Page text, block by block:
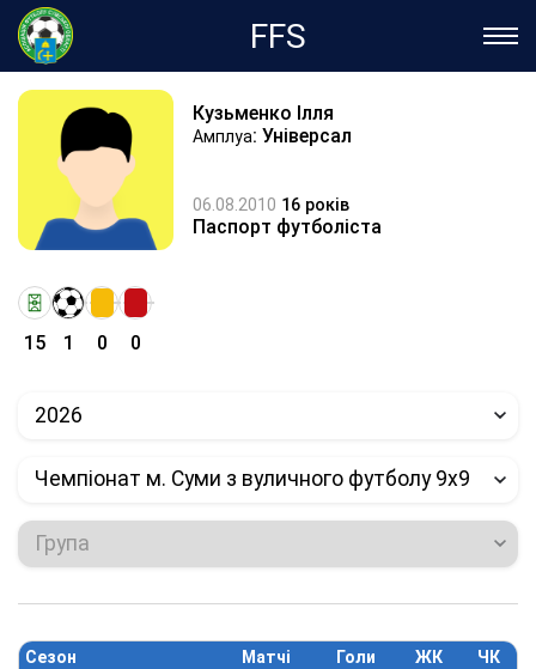
FFS
Кузьменко Ілля
Амплуа: Універсал
06.08.2010 16 років
Паспорт футболіста
15 1 0 0
2026
Чемпіонат м. Суми з вуличного футболу 9х9
Група
Сезон Матчі Голи ЖК
ЧК